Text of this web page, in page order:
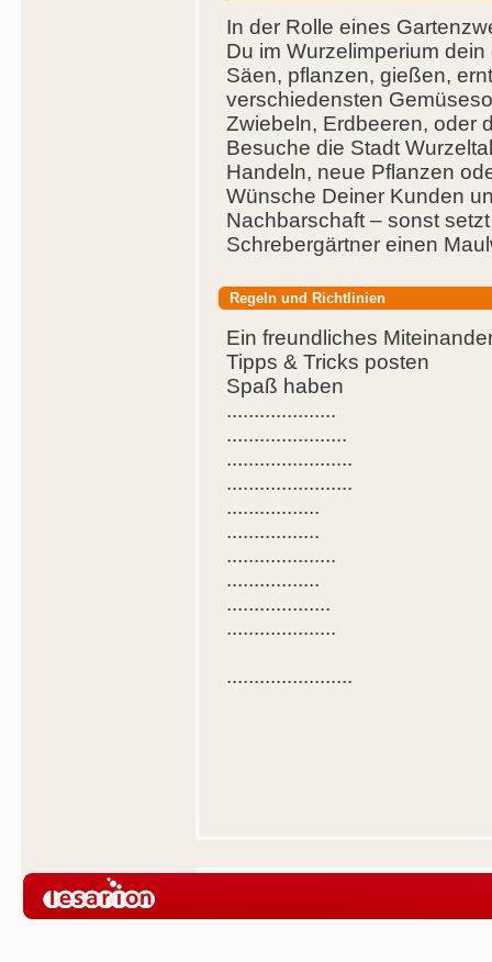
In der Rolle eines
Du im Wurzelimperium
Säen, pflanzen, gießen,
verschiedensten
Zwiebeln, Erdbeeren, oder
Besuche die Stadt
Handeln, neue Pflanzen
Wünsche Deiner Kunden
Nachbarschaft – sonst
Schrebergärtner einen
Regeln und Richtlinien
Ein freundliches
Tipps & Tricks posten
Spaß haben
....................
......................
.......................
.......................
.................
.................
....................
.................
...................
....................
.......................